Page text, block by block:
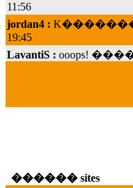
jordan4 :
19:45
LavantiS :
���; ���� ���
veronica :E����
������ sites